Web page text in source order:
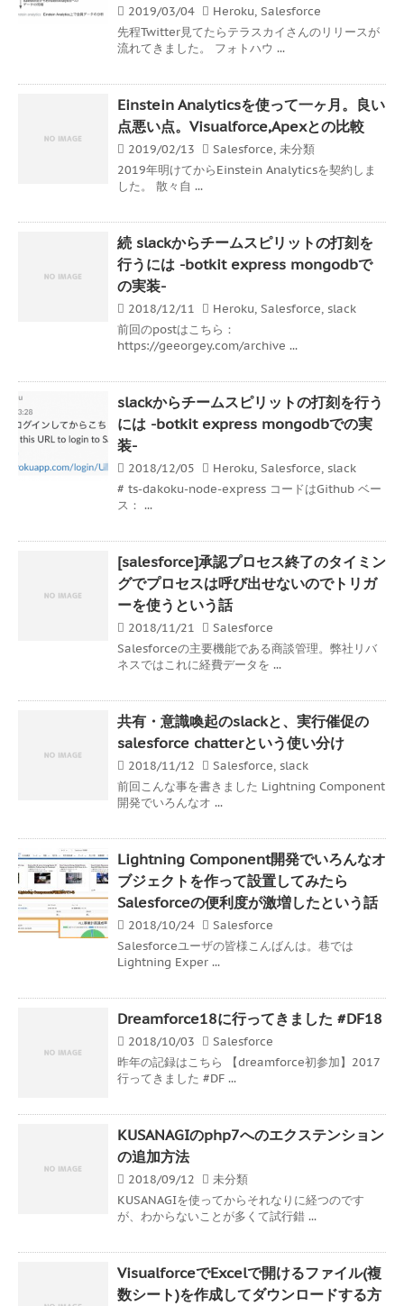
2019/03/04 Heroku, Salesforce
先程Twitter見てたらテラスカイさんのリリースが
流れてきました。 フォトハウ ...
Einstein Analyticsを使って一ヶ月。良い
点悪い点。Visualforce,Apexとの比較
2019/02/13 Salesforce, 未分類
2019年明けてからEinstein Analyticsを契約しま
した。 散々自 ...
続 slackからチームスピリットの打刻を
行うには -botkit express mongodbで
の実装-
2018/12/11 Heroku, Salesforce, slack
前回のpostはこちら：
https://geeorgey.com/archive ...
slackからチームスピリットの打刻を行う
には -botkit express mongodbでの実
装-
2018/12/05 Heroku, Salesforce, slack
# ts-dakoku-node-express コードはGithub ベー
ス： ...
[salesforce]承認プロセス終了のタイミン
グでプロセスは呼び出せないのでトリガ
ーを使うという話
2018/11/21
Salesforce
Salesforceの主要機能である商談管理。弊社リバ
ネスではこれに経費データを ...
共有・意識喚起のslackと、実行催促の
salesforce chatterという使い分け
2018/11/12 Salesforce, slack
前回こんな事を書きました Lightning Component
開発でいろんなオ ...
Lightning Component開発でいろんなオ
ブジェクトを作って設置してみたら
Salesforceの便利度が激増したという話
2018/10/24
Salesforce
Salesforceユーザの皆様こんばんは。巷では
Lightning Exper ...
Dreamforce18に行ってきました #DF18
2018/10/03
Salesforce
昨年の記録はこちら 【dreamforce初参加】2017
行ってきました #DF ...
KUSANAGIのphp7へのエクステンション
の追加方法
2018/09/12
未分類
KUSANAGIを使ってからそれなりに経つのです
が、わからないことが多くて試行錯 ...
VisualforceでExcelで開けるファイル(複
数シート)を作成してダウンロードする方